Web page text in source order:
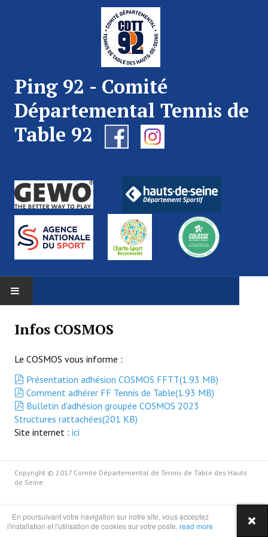
Ping 92 - Comité
Départemental Tennis de
Table 92
Le comité
Trombinoscope
Procès Verbaux
Affiliation / réaffiliation
Assurance
Infos COSMOS
Le COSMOS vous informe :
pdf
Présentation adhésion COSMOS FFTT(1.93 MB)
pdf
Comment adhérer FF Tennis de Table(1.93 MB)
pdf
Bulletin d'adhésion groupée COSMOS 2023
Structures rattachées(201 KB)
Site internet : ici
Copyright © 2017 Comité Départemental de Tennis de Table des Hauts
de Seine
En poursuivant votre navigation sur notre site, vous acceptez
l'installation et l'utilisation de cookies sur votre poste. read more